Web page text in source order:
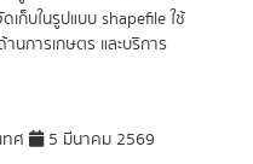
ก็บในรูปแบบ shapefile ใช้
นการเกษตร และบริการ
ทศ 5 มีนาคม 2569